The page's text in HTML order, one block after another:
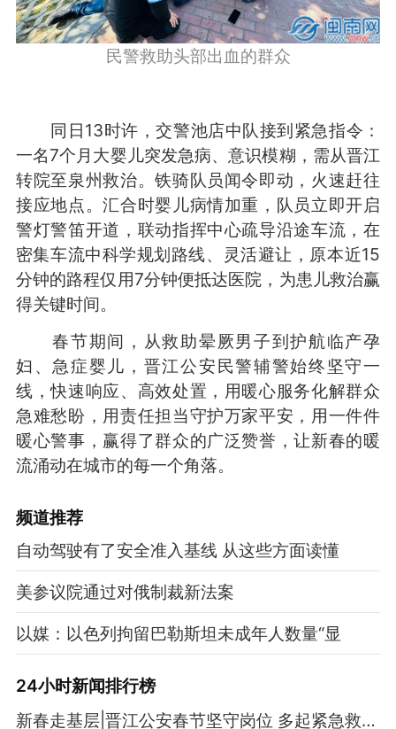
民警救助头部出血的群众
同日13时许，交警池店中队接到紧急指令：
一名7个月大婴儿突发急病、意识模糊，需从晋江
转院至泉州救治。铁骑队员闻令即动，火速赶往
接应地点。汇合时婴儿病情加重，队员立即开启
警灯警笛开道，联动指挥中心疏导沿途车流，在
密集车流中科学规划路线、灵活避让，原本近15
分钟的路程仅用7分钟便抵达医院，为患儿救治赢
得关键时间。
春节期间，从救助晕厥男子到护航临产孕
妇、急症婴儿，晋江公安民警辅警始终坚守一
线，快速响应、高效处置，用暖心服务化解群众
急难愁盼，用责任担当守护万家平安，用一件件
暖心警事，赢得了群众的广泛赞誉，让新春的暖
流涌动在城市的每一个角落。
频道推荐
自动驾驶有了安全准入基线 从这些方面读懂
美参议院通过对俄制裁新法案
以媒：以色列拘留巴勒斯坦未成年人数量“显
24小时新闻排行榜
新春走基层|晋江公安春节坚守岗位 多起紧急救助护民安